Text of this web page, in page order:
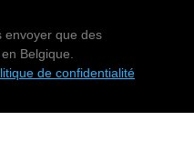
envoyer que des
Belgique.
de confidentialité